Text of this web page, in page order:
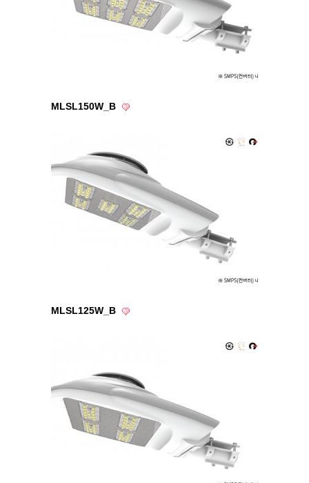
MLSL150W_B
MLSL125W_B